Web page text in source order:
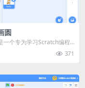
圆
一个专为学习Scratch编程
371